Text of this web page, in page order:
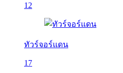
12
ทัวร์จอร์แดน
17